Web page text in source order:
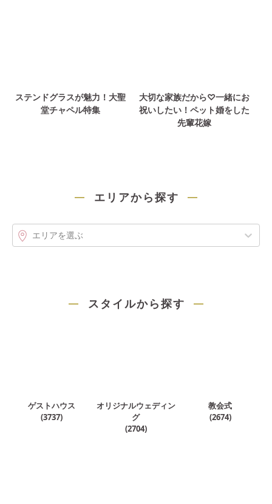
ステンドグラスが魅力！大聖
堂チャペル特集
大切な家族だから♡一緒にお
祝いしたい！ペット婚をした
先輩花嫁
エリアから探す
エリアを選ぶ
スタイルから探す
ゲストハウス
(3737)
オリジナルウェディン
グ
(2704)
教会式
(2674)